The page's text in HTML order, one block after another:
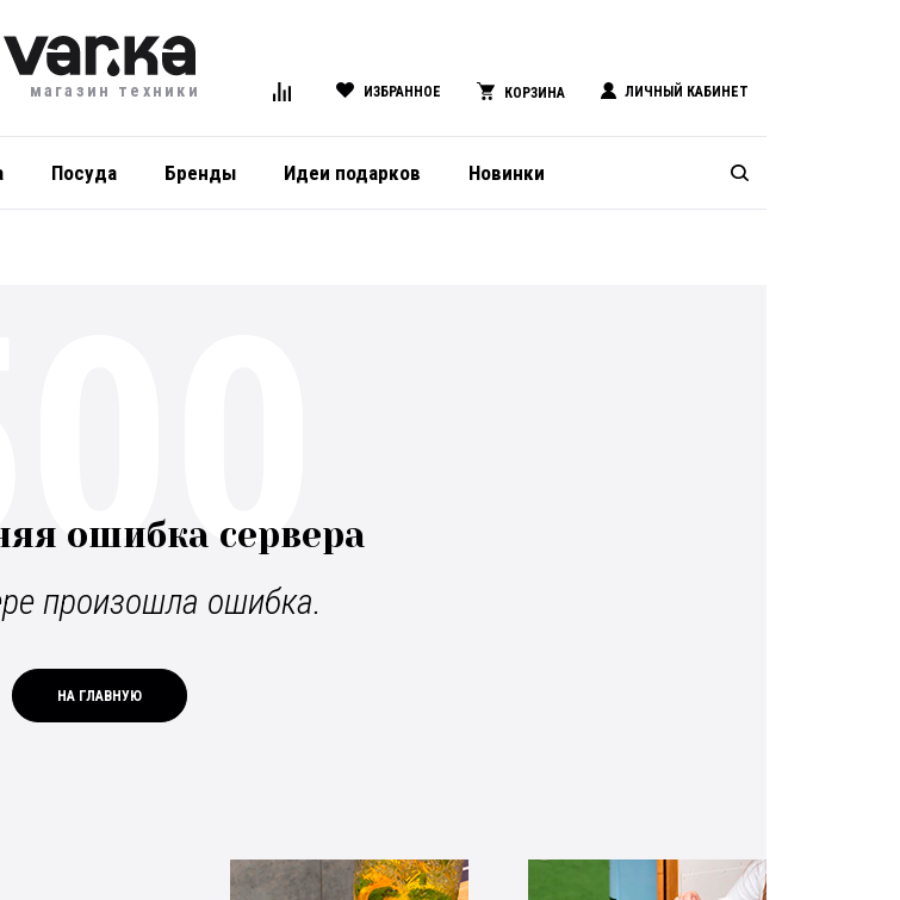
магазин техники ИЗБРАННОЕ КОРЗИНА ЛИЧНЫЙ КАБИНЕТ
Посуда Бренды Идеи подарков Новинки
ошибка сервера
произошла ошибка.
НА ГЛАВНУЮ